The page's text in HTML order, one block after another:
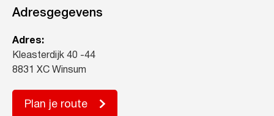
Adresgegevens
Adres:
Kleasterdijk 40 -44
8831 XC Winsum
Plan je route